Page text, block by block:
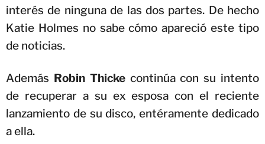
interés de ninguna de las dos partes. De hecho
Katie Holmes no sabe cómo apareció este tipo
de noticias.
Además Robin Thicke continúa con su intento
de recuperar a su ex esposa con el reciente
lanzamiento de su disco, entéramente dedicado
a ella.